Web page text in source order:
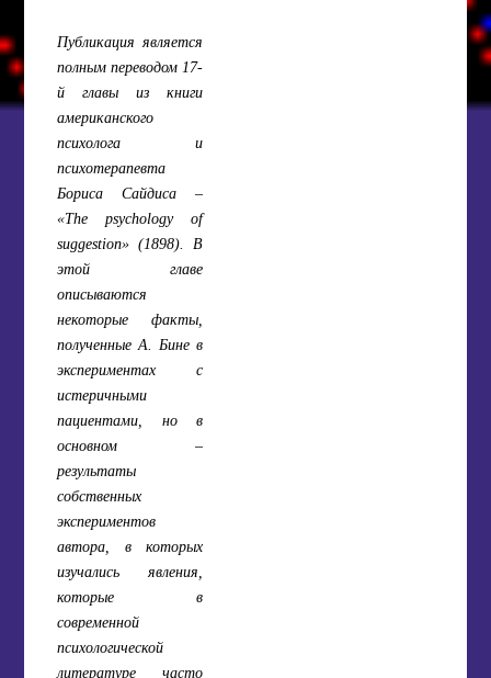
Публикация является
полным переводом 17-
й главы из книги
американского
психолога и
психотерапевта
Бориса Сайдиса –
«The psychology of
suggestion» (1898). В
этой главе
описываются
некоторые факты,
полученные А. Бине в
экспериментах с
истеричными
пациентами, но в
основном –
результаты
собственных
экспериментов
автора, в которых
изучались явления,
которые в
современной
психологической
литературе часто